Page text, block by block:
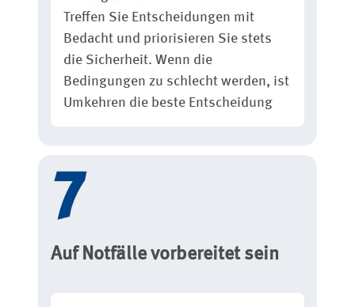
Treffen Sie Entscheidungen mit
Bedacht und priorisieren Sie stets
die Sicherheit. Wenn die
Bedingungen zu schlecht werden, ist
Umkehren die beste Entscheidung
Auf Notfälle vorbereitet sein